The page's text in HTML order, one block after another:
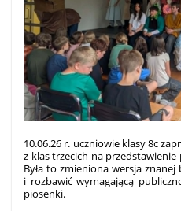
10.06.26 r. uczniowie klasy 8c
z klas trzecich na
Była to zmieniona wersja znanej
i rozbawić wymagającą
piosenki.